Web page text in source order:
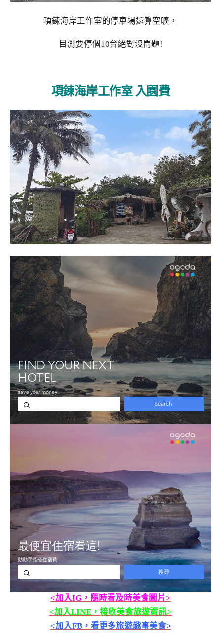
項鍊海岸工作室的停車場還算空曠，
目測要停個10台絕對沒問題!
項鍊海岸工作室 入園費
<加入IG，隨時看及時美食圖片>
<加入LINE，接收美食旅遊資訊>
<加入FB，看更多旅遊趣事美食>